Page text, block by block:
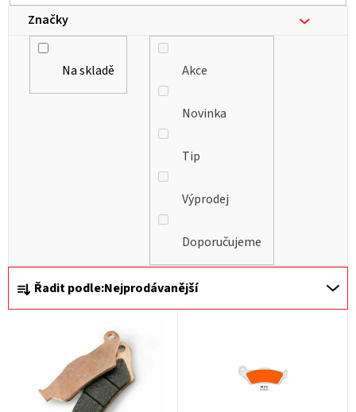
Ř
a
Řadit podle:Nejprodávanější
Na skladě Akce
Novinka
Tip
Výprodej
Doporučujeme
Značky
d